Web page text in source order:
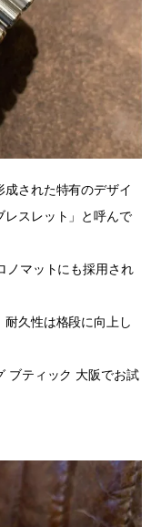
された特有のデザイ
レスレット」と呼んで
ノマットにも採用され
久性は格段に向上し
ブティック 大阪でお試